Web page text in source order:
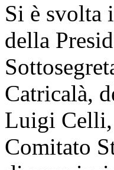
Si è svolta
della
Catricalà,
Luigi Celli,
Comitato